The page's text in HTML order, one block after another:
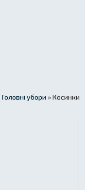
Головні убори » Косинки